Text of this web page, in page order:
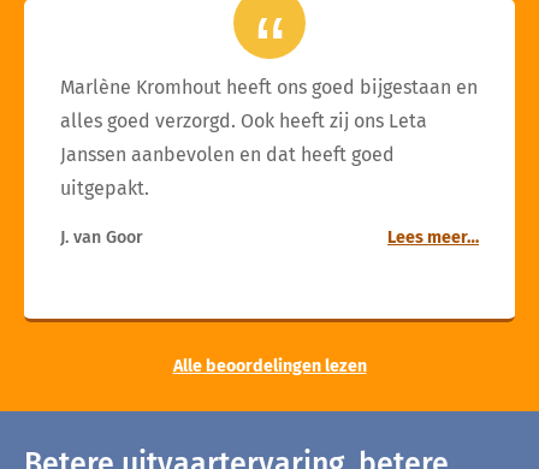
Marlène Kromhout heeft ons goed bijgestaan en
alles goed verzorgd. Ook heeft zij ons Leta
Janssen aanbevolen en dat heeft goed
uitgepakt.
J. van Goor Lees meer…
Alle beoordelingen lezen